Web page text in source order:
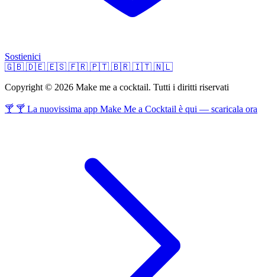
Sostienici
🇬🇧 🇩🇪 🇪🇸 🇫🇷 🇵🇹 🇧🇷 🇮🇹 🇳🇱
Copyright © 2026 Make me a cocktail. Tutti i diritti riservati
🍸 🍸 La nuovissima app Make Me a Cocktail è qui — scaricala ora